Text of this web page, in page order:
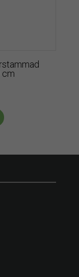
cm